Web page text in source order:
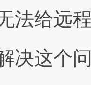
法给远
决这个